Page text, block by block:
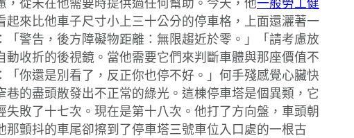
從未在他需要時提供過任何幫助。今天，他一般勞工健
來比他車子尺寸小上三十公分的停車格，上面還灑著一
警告，後方障礙物距離：無限趨近於零。」「請考慮放
收折的後視鏡。當他需要它們來判斷車體與那座價值不
你還是別看了，反正你也停不好。」何手殘感覺心臟快
的盡頭散發出不正常的綠光。這棟停車塔是個異類，它
敗了十七次。現在是第十八次。他打了方向盤，車頭朝
顫抖的車尾卻擦到了停車塔三號車位入口處的一根古